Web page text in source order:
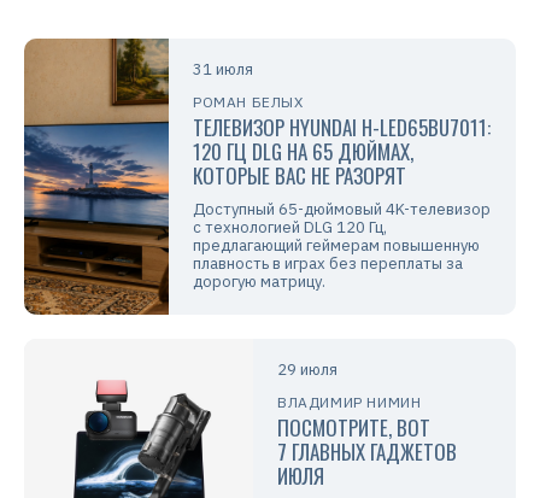
31 июля
РОМАН БЕЛЫХ
ТЕЛЕВИЗОР HYUNDAI H-LED65BU7011:
120 ГЦ DLG НА 65 ДЮЙМАХ,
КОТОРЫЕ ВАС НЕ РАЗОРЯТ
Доступный 65-дюймовый 4K-телевизор
с технологией DLG 120 Гц,
предлагающий геймерам повышенную
плавность в играх без переплаты за
дорогую матрицу.
29 июля
ВЛАДИМИР НИМИН
ПОСМОТРИТЕ, ВОТ
7 ГЛАВНЫХ ГАДЖЕТОВ
ИЮЛЯ